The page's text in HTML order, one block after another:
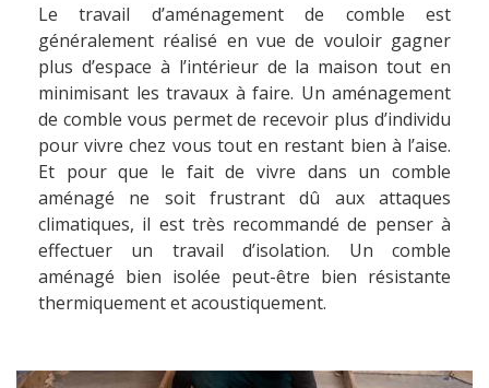
Le travail d’aménagement de comble est
généralement réalisé en vue de vouloir gagner
plus d’espace à l’intérieur de la maison tout en
minimisant les travaux à faire. Un aménagement
de comble vous permet de recevoir plus d’individu
pour vivre chez vous tout en restant bien à l’aise.
Et pour que le fait de vivre dans un comble
aménagé ne soit frustrant dû aux attaques
climatiques, il est très recommandé de penser à
effectuer un travail d’isolation. Un comble
aménagé bien isolée peut-être bien résistante
thermiquement et acoustiquement.